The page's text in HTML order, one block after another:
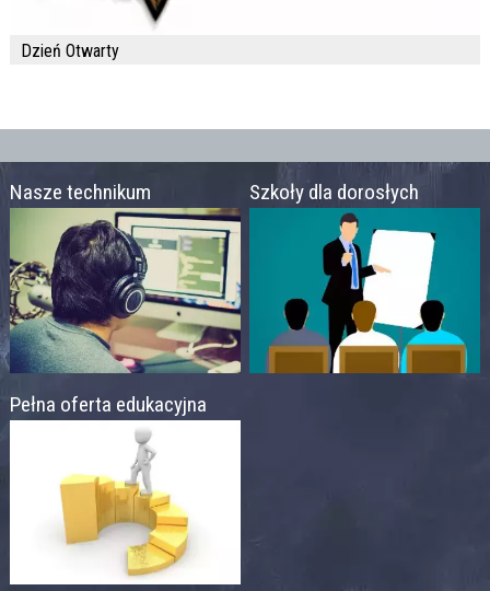
Dzień Otwarty
Nasze technikum Szkoły dla dorosłych
Pełna oferta edukacyjna